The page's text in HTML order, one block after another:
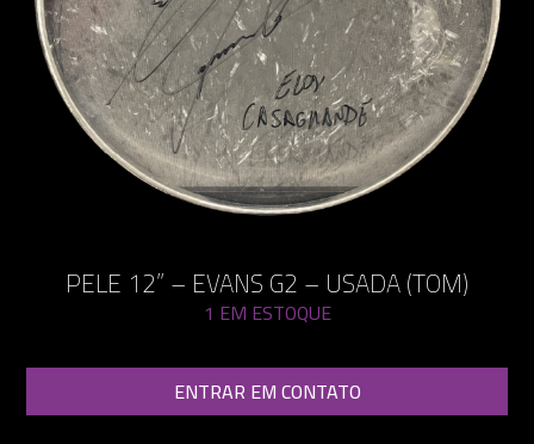
PELE 12” – EVANS G2 – USADA (TOM)
1 EM ESTOQUE
ENTRAR EM CONTATO